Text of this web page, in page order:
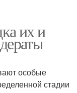
их и
особые
стадии